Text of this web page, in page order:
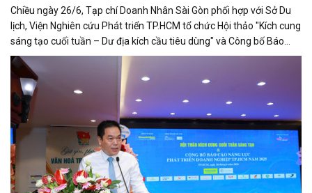
Chiều ngày 26/6, Tạp chí Doanh Nhân Sài Gòn phối hợp với Sở Du
lịch, Viện Nghiên cứu Phát triển TP.HCM tổ chức Hội thảo "Kích cung
sáng tạo cuối tuần – Dư địa kích cầu tiêu dùng" và Công bố Báo
cáo năng lực phát triển doanh nghiệp TP.HCM năm 2025. Trân
trọng giới thiệu phát biểu của ông Võ Hồng Sơn - Trưởng đại diện
Văn phòng Bộ Công Thương khu vực phía Nam tại Hội thảo.